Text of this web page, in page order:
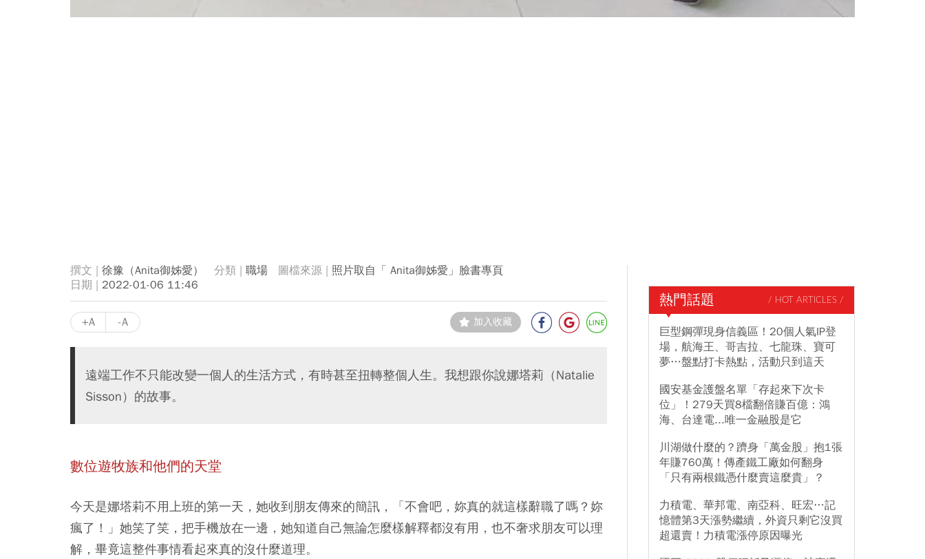
徐豫（Anita御姊愛） 職場
照片取自「 Anita御姊愛」臉書專頁
2022-01-06 11:46
+A -A 加入收藏
遠端工作不只能改變一個人的生活方式，有時甚至扭轉整個人生。我想跟你說娜塔莉（Natalie
Sisson）的故事。
數位遊牧族和他們的天堂
今天是娜塔莉不用上班的第一天，她收到朋友傳來的簡訊，「不會吧，妳真的就這樣辭職了嗎？妳
瘋了！」她笑了笑，把手機放在一邊，她知道自己無論怎麼樣解釋都沒有用，也不奢求朋友可以理
解，畢竟這整件事情看起來真的沒什麼道理。
熱門話題 / HOT ARTICLES /
巨型鋼彈現身信義區！20個人氣IP登
場，航海王、哥吉拉、七龍珠、寶可
夢…盤點打卡熱點，活動只到這天
國安基金護盤名單「存起來下次卡
位」！279天買8檔翻倍賺百億：鴻
海、台達電...唯一金融股是它
川湖做什麼的？躋身「萬金股」抱1張
年賺760萬！傳產鐵工廠如何翻身
「只有兩根鐵憑什麼賣這麼貴」？
力積電、華邦電、南亞科、旺宏…記
憶體第3天漲勢繼續，外資只剩它沒買
超還賣！力積電漲停原因曝光